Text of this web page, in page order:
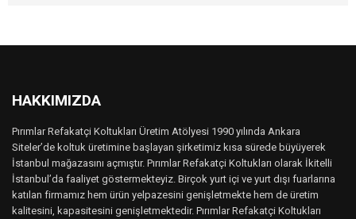
HAKKIMIZDA
Pırımlar Refakatçi Koltukları Üretim Atölyesi 1990 yılında Ankara
Siteler’de koltuk üretimine başlayan şirketimiz kısa sürede büyüyerek
İstanbul mağazasını açmıştır. Pırımlar Refakatçi Koltukları olarak İkitelli
İstanbul’da faaliyet göstermekteyiz. Birçok yurt içi ve yurt dışı fuarlarına
katılan firmamız hem ürün yelpazesini genişletmekte hem de üretim
kalitesini, kapasitesini genişletmektedir. Pırımlar Refakatçi Koltukları